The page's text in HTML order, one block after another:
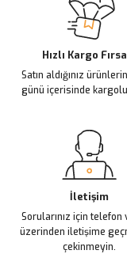
Ürün açıklamasında
Ürün bilgilerinde
Ürün fiyatı diğer
Bu ürüne benzer
Hızlı Kargo
Satın aldığınız
günü içerisinde
İletişim
Sorularınız için telefon
üzerinden iletişime
çekinmeyin.